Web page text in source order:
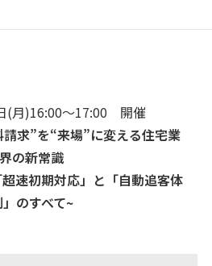
(月)16:00～17:00 開催
求”を“来場”に変える住宅業
界の新常識
速初期対応」と「自動追客体
のすべて~